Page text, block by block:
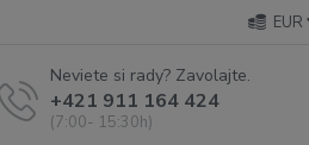
EUR
Neviete si rady? Zavolajte.
+421 911 164 424
(7:00- 15:30h)